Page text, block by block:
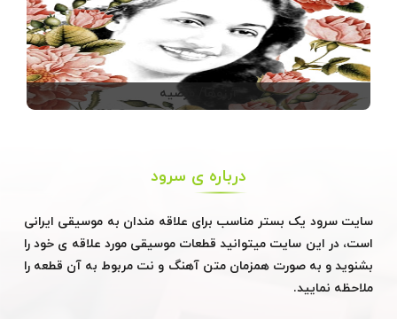
آرزوها/ مرضیه
درباره ی سرود
سایت سرود یک بستر مناسب برای علاقه مندان به موسیقی ایرانی
است، در این سایت میتوانید قطعات موسیقی مورد علاقه ی خود را
بشنوید و به صورت همزمان متن آهنگ و نت مربوط به آن قطعه را
ملاحظه نمایید.